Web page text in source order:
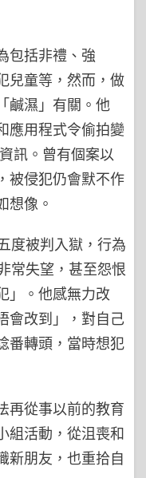
包括非禮、強
兒童等，然而，做
鹹濕」有關。他
應用程式令偷拍變
訊。曾有個案以
被侵犯仍會默不作
想像。
度被判入獄，行為
常失望，甚至怨恨
」。他感無力改
會改到」，對自己
番轉頭，當時想犯
再從事以前的教育
組活動，從沮喪和
新朋友，也重拾自